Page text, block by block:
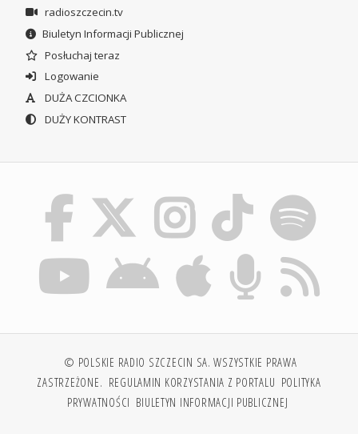
radioszczecin.tv
Biuletyn Informacji Publicznej
Posłuchaj teraz
Logowanie
DUŻA CZCIONKA
DUŻY KONTRAST
© POLSKIE RADIO SZCZECIN SA. WSZYSTKIE PRAWA
ZASTRZEŻONE. REGULAMIN KORZYSTANIA Z PORTALU POLITYKA
PRYWATNOŚCI BIULETYN INFORMACJI PUBLICZNEJ